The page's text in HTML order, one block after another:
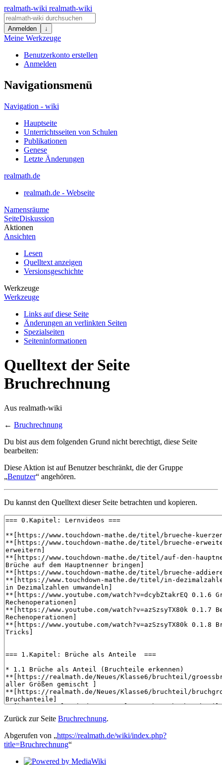
realmath-wiki realmath-wiki
Anmelden ↓
Meine Werkzeuge
Benutzerkonto erstellen
Anmelden
Navigationsmenü
Navigation - wiki
Hauptseite
Unterrichtsseiten von Schulen
Publikationen
Genese
Letzte Änderungen
realmath.de
realmath.de - Webseite
Namensräume
SeiteDiskussion
Aktionen
Ansichten
Lesen
Quelltext anzeigen
Versionsgeschichte
Werkzeuge
Werkzeuge
Links auf diese Seite
Änderungen an verlinkten Seiten
Spezialseiten
Seiten­informationen
Quelltext der Seite
Bruchrechnung
Aus realmath-wiki
← Bruchrechnung
Du bist aus dem folgenden Grund nicht berechtigt, diese Seite
bearbeiten:
Diese Aktion ist auf Benutzer beschränkt, die der Gruppe
„Benutzer“ angehören.
Du kannst den Quelltext dieser Seite betrachten und kopieren.
Zurück zur Seite Bruchrechnung.
Abgerufen von „https://realmath.de/wiki/index.php?
title=Bruchrechnung“